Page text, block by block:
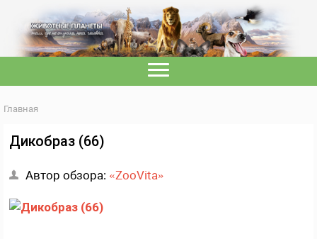
Главная
Дикобраз (66)
Автор обзора: «ZooVita»